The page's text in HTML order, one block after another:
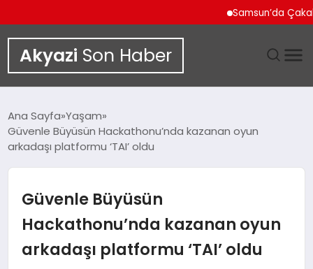
Samsun’da Çakallı
Akyazi Son Haber
SIYASET
SPOR
Ana Sayfa Yaşam
Güvenle Büyüsün Hackathonu’nda kazanan oyun
arkadaşı platformu ‘TAI’ oldu
Güvenle Büyüsün
Hackathonu’nda kazanan oyun
arkadaşı platformu ‘TAI’ oldu